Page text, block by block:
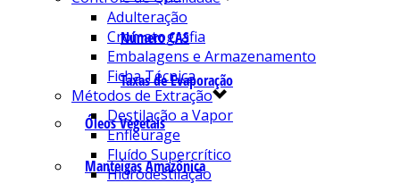
Número CAS
Taxas de Evaporação
Óleos Vegetais
Manteigas Amazônica
Adulteração
Cromatografia
Embalagens e Armazenamento
Ficha Técnica
Métodos de Extração
Destilação a Vapor
Enfleurage
Fluído Supercrítico
Hidrodestilação